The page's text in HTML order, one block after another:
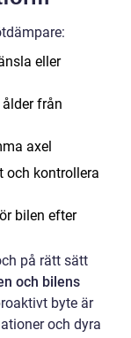
eller
från
axel
och kontrollera
bilen efter
på rätt sätt
och bilens
byte är
och dyra